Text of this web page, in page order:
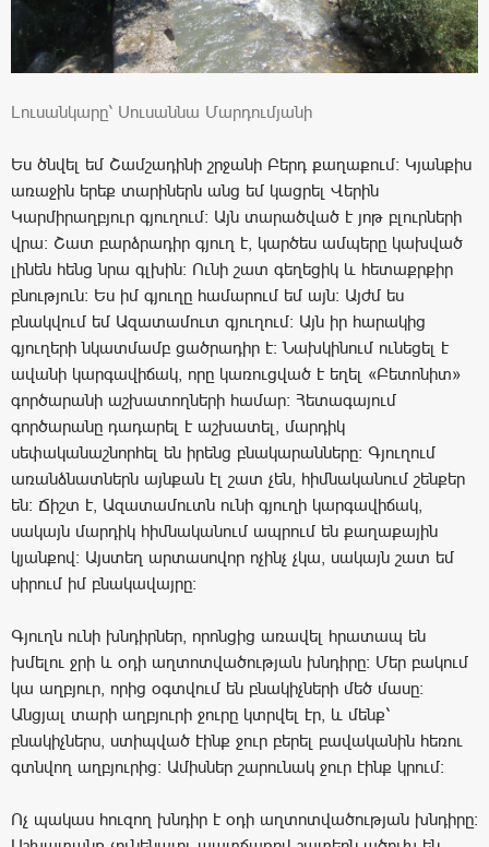
Լուսանկարը՝ Սուսաննա Մարդումյանի
Ես ծնվել եմ Շամշադինի շրջանի Բերդ քաղաքում: Կյանքիս
առաջին երեք տարիներն անց եմ կացրել Վերին
Կարմիրաղբյուր գյուղում: Այն տարածված է յոթ բլուրների
վրա: Շատ բարձրադիր գյուղ է, կարծես ամպերը կախված
լինեն հենց նրա գլխին: Ունի շատ գեղեցիկ և հետաքրքիր
բնություն: Ես իմ գյուղը համարում եմ այն: Այժմ ես
բնակվում եմ Ազատամուտ գյուղում: Այն իր հարակից
գյուղերի նկատմամբ ցածրադիր է: Նախկինում ունեցել է
ավանի կարգավիճակ, որը կառուցված է եղել «Բետոնիտ»
գործարանի աշխատողների համար: Հետագայում
գործարանը դադարել է աշխատել, մարդիկ
սեփականաշնորհել են իրենց բնակարանները: Գյուղում
առանձնատներն այնքան էլ շատ չեն, հիմնականում շենքեր
են: Ճիշտ է, Ազատամուտն ունի գյուղի կարգավիճակ,
սակայն մարդիկ հիմնականում ապրում են քաղաքային
կյանքով: Այստեղ արտասովոր ոչինչ չկա, սակայն շատ եմ
սիրում իմ բնակավայրը:
Գյուղն ունի խնդիրներ, որոնցից առավել հրատապ են
խմելու ջրի և օդի աղտոտվածության խնդիրը: Մեր բակում
կա աղբյուր, որից օգտվում են բնակիչների մեծ մասը:
Անցյալ տարի աղբյուրի ջուրը կտրվել էր, և մենք՝
բնակիչներս, ստիպված էինք ջուր բերել բավականին հեռու
գտնվող աղբյուրից: Ամիսներ շարունակ ջուր էինք կրում:
Ոչ պակաս հուզող խնդիր է օդի աղտոտվածության խնդիրը: